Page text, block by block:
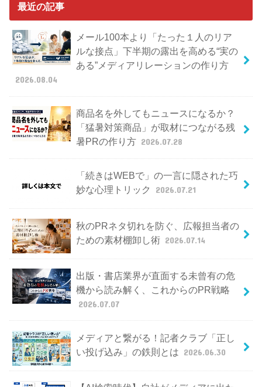
最近の記事
メール100本より「たった１人のリア
ルな接点」下半期の露出を高める“実の
ある”メディアリレーションの作り方
2026.08.04
商品名を外してもニュースになるか？
「猛暑対策商品」が取材につながる残
暑PRの作り方 2026.07.28
「続きはWEBで」の一言に隠された巧
妙な心理トリック
2026.07.21
秋のPRネタ切れを防ぐ、広報担当者の
ための素材棚卸し術 2026.07.14
出版・書店業界が直面する未曾有の危
機から読み解く、これからのPR戦略
2026.07.07
メディアと繋がる！記者クラブ「正し
い投げ込み」の鉄則とは 2026.06.30